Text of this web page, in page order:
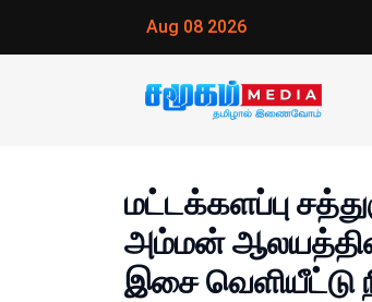
Aug 08 2026
மட்டக்களப்பு
அம்மன் ஆலயத்தின்
இசை வெளியீட்டு